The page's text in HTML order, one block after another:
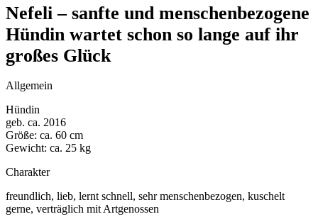
Nefeli – sanfte und menschenbezogene
Hündin wartet schon so lange auf ihr
großes Glück
Allgemein
Hündin
geb. ca. 2016
Größe: ca. 60 cm
Gewicht: ca. 25 kg
Charakter
freundlich, lieb, lernt schnell, sehr menschenbezogen, kuschelt
gerne, verträglich mit Artgenossen